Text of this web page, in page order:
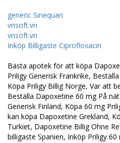
generic Sinequan
vnsoft.vn
vnsoft.vn
Inköp Billigaste Ciprofloxacin
Bästa apotek för att köpa
Priligy Generisk Frankrike,
Köpa Priligy Billig Norge, Var att
Beställa Dapoxetine 60 mg På
Generisk Finland, Köpa 60 mg
kan köpa Dapoxetine Grekland,
Turkiet, Dapoxetine Billig Ohne
billigaste Spanien, Inköp Priligy